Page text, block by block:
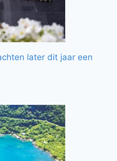
later dit jaar een